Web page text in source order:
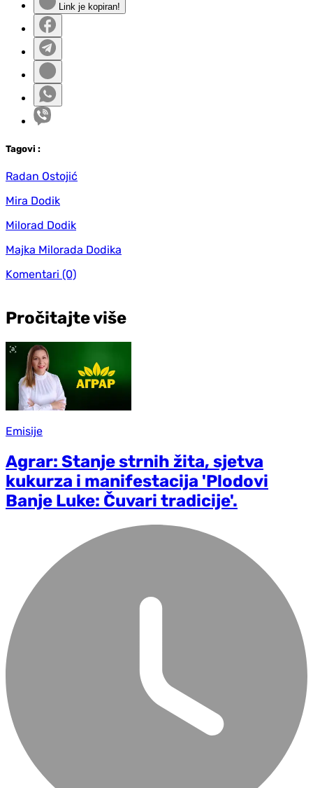
Link je kopiran!
Tagovi :
Radan Ostojić
Mira Dodik
Milorad Dodik
Majka Milorada Dodika
Komentari (0)
Pročitajte više
Emisije
Agrar: Stanje strnih žita, sjetva
kukurza i manifestacija 'Plodovi
Banje Luke: Čuvari tradicije'.